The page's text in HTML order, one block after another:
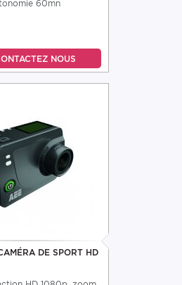
60mn
DE SPORT HD